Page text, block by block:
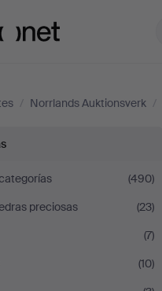
/ Norrlands Auktionsverk /
(490)
preciosas
(23)
(7)
(10)